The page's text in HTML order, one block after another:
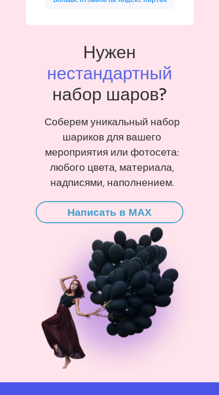
Нужен
нестандартный
набор шаров?
Соберем уникальный набор
шариков для вашего
мероприятия или фотосета:
любого цвета, материала,
надписями, наполнением.
Написать в MAX